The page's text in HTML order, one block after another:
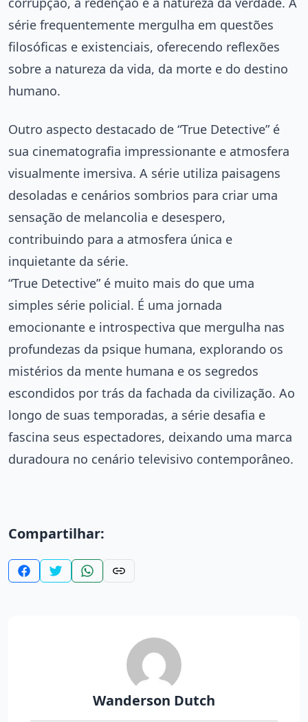
série frequentemente mergulha em questões
filosóficas e existenciais, oferecendo reflexões
sobre a natureza da vida, da morte e do destino
humano.
Outro aspecto destacado de “True Detective” é
sua cinematografia impressionante e atmosfera
visualmente imersiva. A série utiliza paisagens
desoladas e cenários sombrios para criar uma
sensação de melancolia e desespero,
contribuindo para a atmosfera única e
inquietante da série.
“True Detective” é muito mais do que uma
simples série policial. É uma jornada
emocionante e introspectiva que mergulha nas
profundezas da psique humana, explorando os
mistérios da mente humana e os segredos
escondidos por trás da fachada da civilização. Ao
longo de suas temporadas, a série desafia e
fascina seus espectadores, deixando uma marca
duradoura no cenário televisivo contemporâneo.
Compartilhar:
Wanderson Dutch